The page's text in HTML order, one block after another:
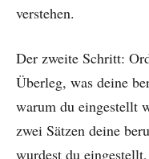
verstehen.
Der zweite Schritt:
Überleg, was deine
warum du eingestellt
zwei Sätzen deine
wurdest du